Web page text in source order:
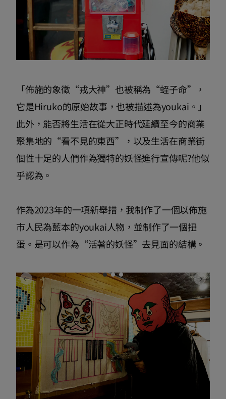
「佈施的象徵“戎大神”也被稱為“蛭子命”，
它是Hiruko的原始故事，也被描述為youkai。」
此外，能否將生活在從大正時代延續至今的商業
聚集地的“看不見的東西”，以及生活在商業街
個性十足的人們作為獨特的妖怪進行宣傳呢?他似
乎認為。
作為2023年的一項新舉措，我制作了一個以佈施
市人民為藍本的youkai人物，並制作了一個扭
蛋。是可以作為“活著的妖怪”去見面的結構。